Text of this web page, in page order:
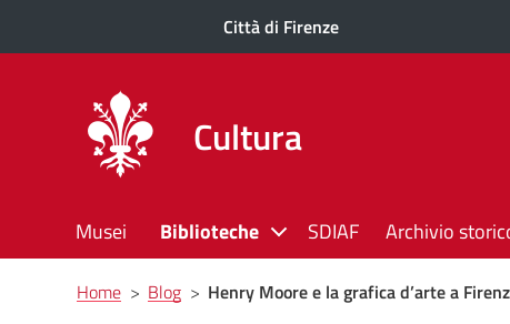
Città di Firenze
Cultura
Musei Biblioteche SDIAF Archivio
Briciole
di
Home> Blog> Henry Moore e la grafica d’arte a